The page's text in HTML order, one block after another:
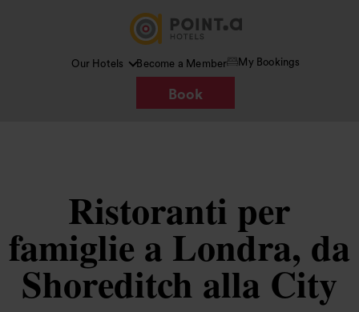
Our Hotels Become a Member My Bookings
Book
Ristoranti per
famiglie a Londra, da
Shoreditch alla City